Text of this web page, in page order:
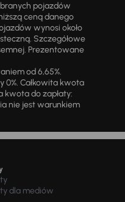
pojazdów
ceną danego
wynosi około
Szczegółowe
Prezentowane
od 6,65%.
0%. Całkowita kwota
kwota do zapłaty:
nie jest warunkiem
dla mediów